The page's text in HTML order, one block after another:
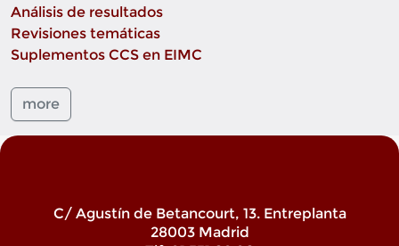
Análisis de resultados
Revisiones temáticas
Suplementos CCS en EIMC
more
C/ Agustín de Betancourt, 13. Entreplanta
28003 Madrid